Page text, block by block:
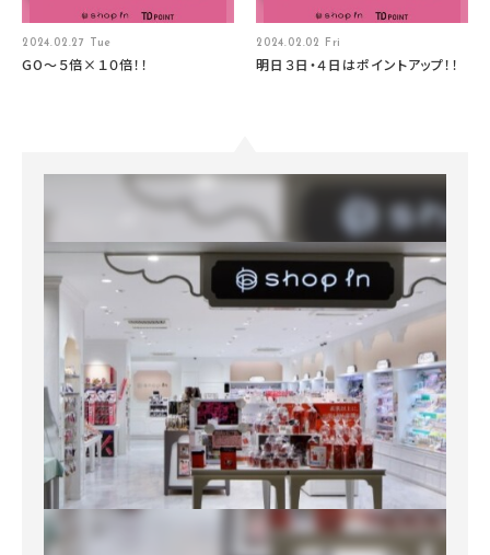
2024.02.27 Tue
GO～５倍×１０倍！！
2024.02.02 Fri
明日３日・４日はポイントアップ！！